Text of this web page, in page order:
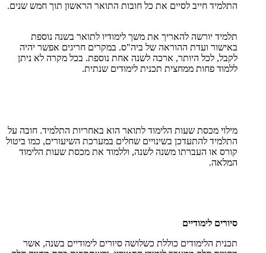
התלמיד חייב לסיים את כל חובות התואר הראשון תוך חמש שנים.
תלמיד יורשה להאריך את משך לימודיו לתואר בשנה נוספת
באישור ועדת ההוראה של ביה"ס. במקרים חריגים אפשר יהיה
לקבל, לכל היותר, ארכה לשנה אחת נוספת. בכל מקרה לא ניתן
ללמוד פחות ממחצית תכנית לימודים שנתית.
מילוי מכסת שעות הלימוד לתואר הוא באחריות התלמיד. חובה על
התלמיד להתעדכן בשינויים שחלים במערכת השיעורים, כמו ביטול
קורס או העברתו משנה לשנה, וללמוד את מכסת שעות הלימוד
המלאה.
סיורים לימודיים
תכנית הלימודים כוללת כשלושה סיורים לימודיים בשנה, אשר